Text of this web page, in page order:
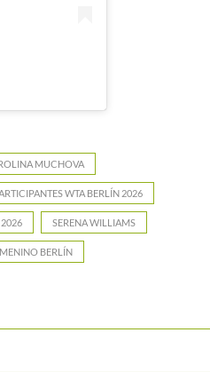
MUCHOVA
WTA BERLÍN 2026
2026 SERENA WILLIAMS
BERLÍN